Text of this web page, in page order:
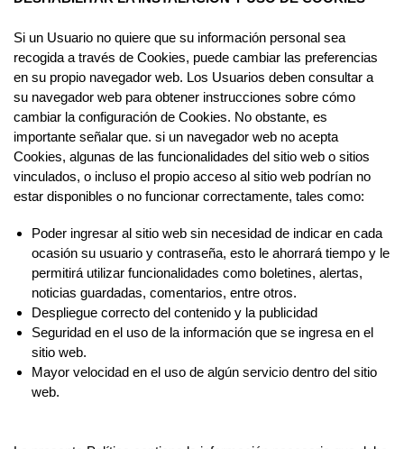
Si un Usuario no quiere que su información personal sea
recogida a través de Cookies, puede cambiar las preferencias
en su propio navegador web. Los Usuarios deben consultar a
su navegador web para obtener instrucciones sobre cómo
cambiar la configuración de Cookies. No obstante, es
importante señalar que. si un navegador web no acepta
Cookies, algunas de las funcionalidades del sitio web o sitios
vinculados, o incluso el propio acceso al sitio web podrían no
estar disponibles o no funcionar correctamente, tales como:
Poder ingresar al sitio web sin necesidad de indicar en cada
ocasión su usuario y contraseña, esto le ahorrará tiempo y le
permitirá utilizar funcionalidades como boletines, alertas,
noticias guardadas, comentarios, entre otros.
Despliegue correcto del contenido y la publicidad
Seguridad en el uso de la información que se ingresa en el
sitio web.
Mayor velocidad en el uso de algún servicio dentro del sitio
web.